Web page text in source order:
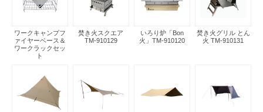
ワークキャンプフ
ァイヤーベース＆
ワークラックセッ
ト
焚き火スクエア
TM-910129
いろり炉「Bon
火」TM-910120
焚き火グリル とん
火 TM-910131